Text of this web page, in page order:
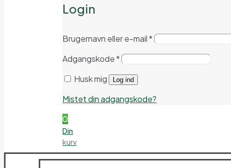
Login
Brugernavn eller e-mail*
Adgangskode*
Husk mig
Log ind
Mistet din adgangskode?
0
Din
kurv